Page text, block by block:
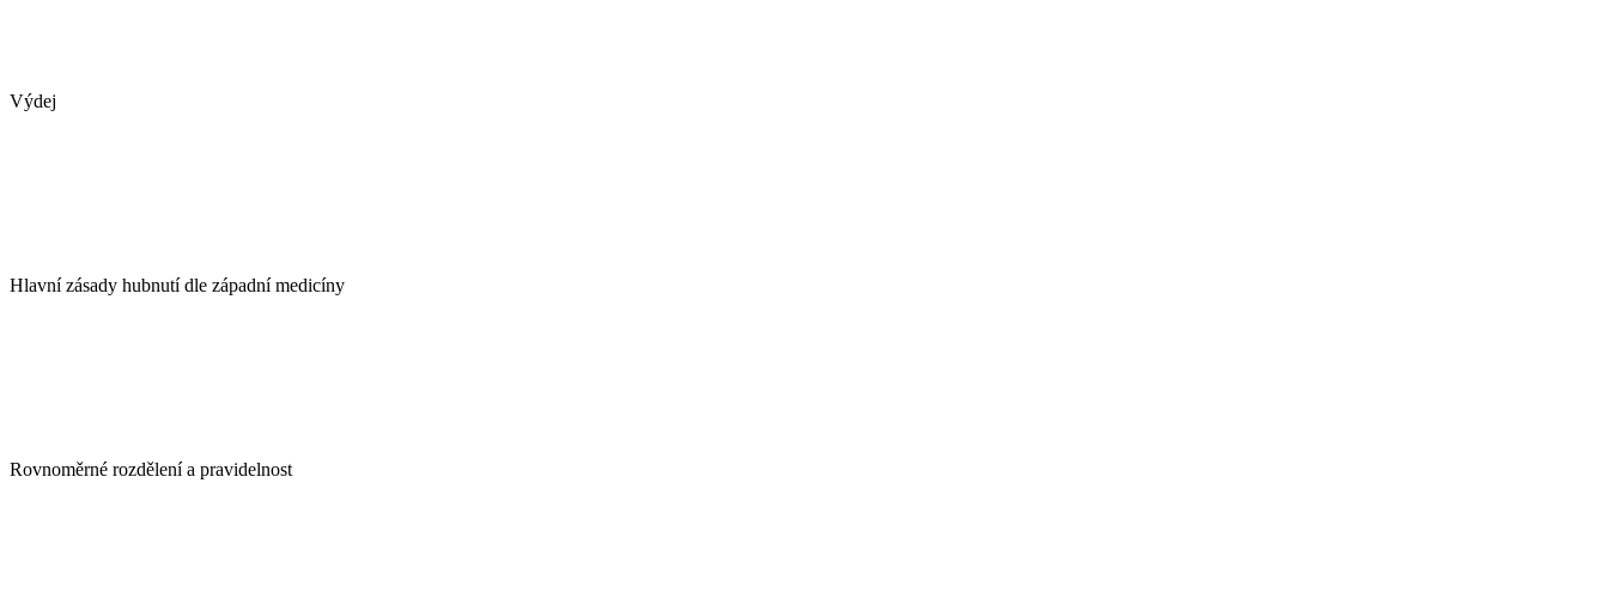
Výdej
Hlavní zásady hubnutí dle západní medicíny
Rovnoměrné rozdělení a pravidelnost